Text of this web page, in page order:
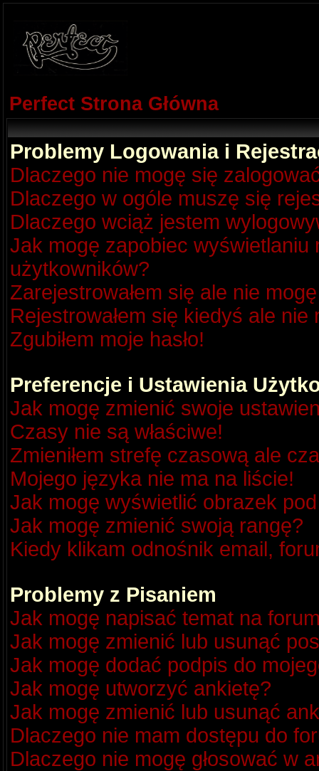
Perfect Strona Główna
Problemy Logowania i
Dlaczego nie mogę się
Dlaczego w ogóle muszę się
Dlaczego wciąż jestem
Jak mogę zapobiec
użytkowników?
Zarejestrowałem się ale nie
Rejestrowałem się kiedyś ale
Zgubiłem moje hasło!
Preferencje i Ustawienia
Jak mogę zmienić swoje
Czasy nie są właściwe!
Zmieniłem strefę czasową ale
Mojego języka nie ma na liście!
Jak mogę wyświetlić obrazek
Jak mogę zmienić swoją rangę?
Kiedy klikam odnośnik email,
Problemy z Pisaniem
Jak mogę napisać temat na
Jak mogę zmienić lub usunąć
Jak mogę dodać podpis do
Jak mogę utworzyć ankietę?
Jak mogę zmienić lub usunąć
Dlaczego nie mam dostępu do
Dlaczego nie mogę głosować w